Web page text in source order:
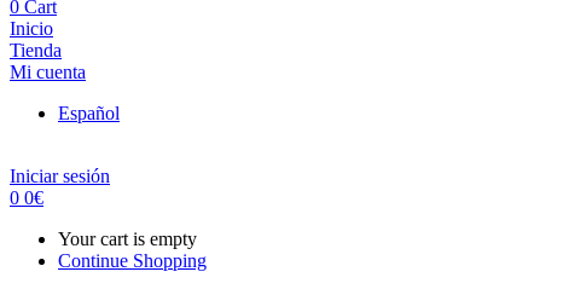
0 Cart
Inicio
Tienda
Mi cuenta
Español
Iniciar sesión
0 0€
Your cart is empty
Continue Shopping